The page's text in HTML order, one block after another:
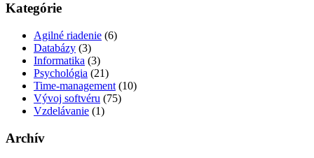
Kategórie
Agilné riadenie (6)
Databázy (3)
Informatika (3)
Psychológia (21)
Time-management (10)
Vývoj softvéru (75)
Vzdelávanie (1)
Archív